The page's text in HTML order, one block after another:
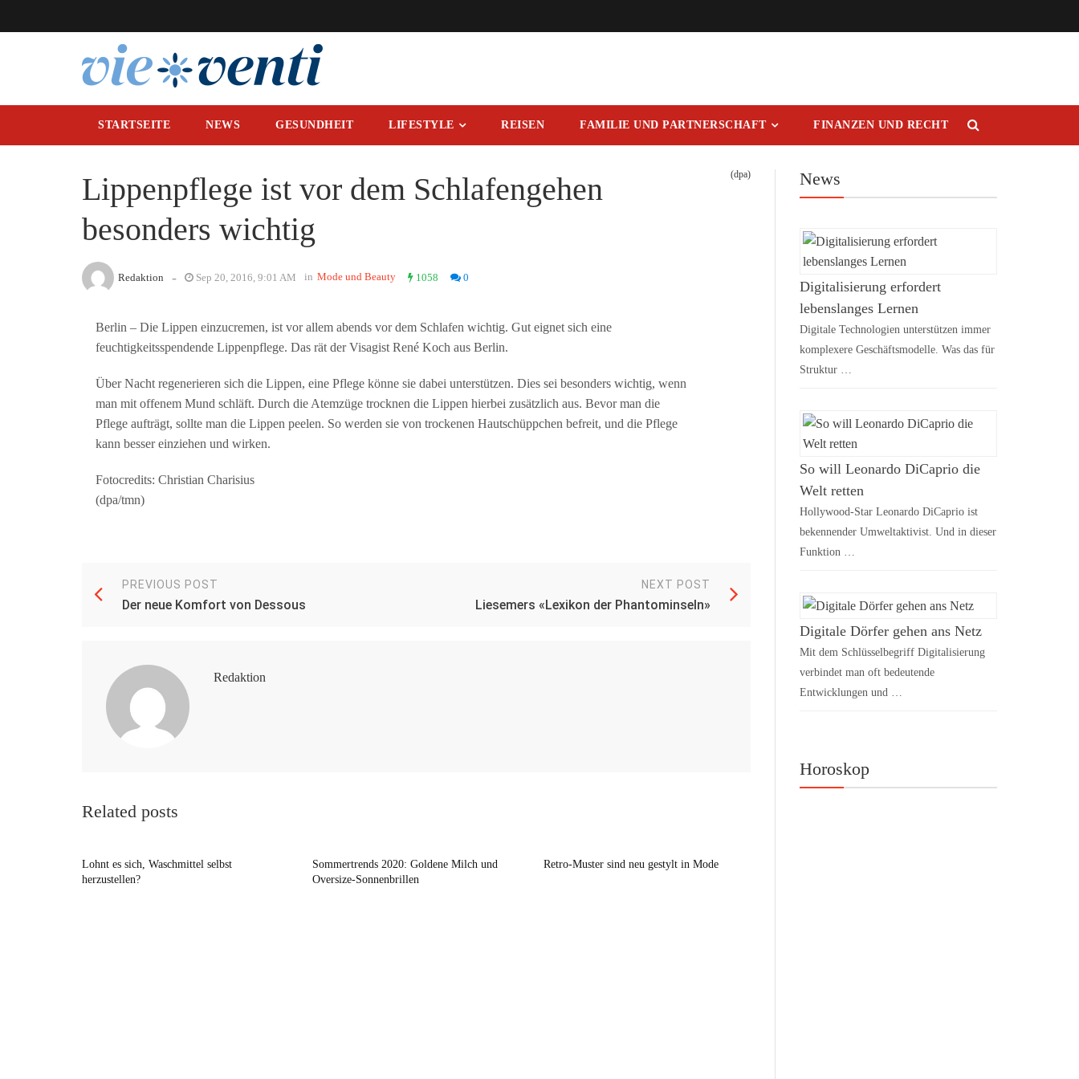
STARTSEITE NEWS GESUNDHEIT LIFESTYLE REISEN FAMILIE UND PARTNERSCHAFT FINANZEN UND RECHT
Lippenpflege ist vor dem Schlafengehen
besonders wichtig
(dpa)
Redaktion - Sep 20, 2016, 9:01 AM in Mode und Beauty 1058 0
Berlin – Die Lippen einzucremen, ist vor allem abends vor dem Schlafen wichtig. Gut eignet sich eine
feuchtigkeitsspendende Lippenpflege. Das rät der Visagist René Koch aus Berlin.
Über Nacht regenerieren sich die Lippen, eine Pflege könne sie dabei unterstützen. Dies sei besonders wichtig, wenn
man mit offenem Mund schläft. Durch die Atemzüge trocknen die Lippen hierbei zusätzlich aus. Bevor man die
Pflege aufträgt, sollte man die Lippen peelen. So werden sie von trockenen Hautschüppchen befreit, und die Pflege
kann besser einziehen und wirken.
Fotocredits: Christian Charisius
(dpa/tmn)
PREVIOUS POST
Der neue Komfort von Dessous
NEXT POST
Liesemers «Lexikon der Phantominseln»
Redaktion
Related posts
Lohnt es sich, Waschmittel selbst
herzustellen?
Sommertrends 2020: Goldene Milch und
Oversize-Sonnenbrillen
Retro-Muster sind neu gestylt in Mode
News
Digitalisierung erfordert
lebenslanges Lernen
Digitale Technologien unterstützen immer
komplexere Geschäftsmodelle. Was das für
Struktur …
So will Leonardo DiCaprio die
Welt retten
Hollywood-Star Leonardo DiCaprio ist
bekennender Umweltaktivist. Und in dieser
Funktion …
Digitale Dörfer gehen ans Netz
Mit dem Schlüsselbegriff Digitalisierung
verbindet man oft bedeutende
Entwicklungen und …
Horoskop